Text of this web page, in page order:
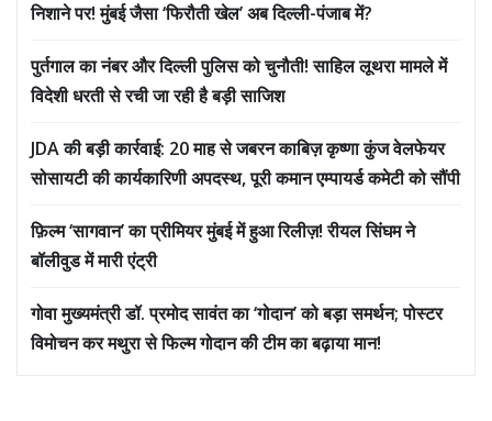
निशाने पर! मुंबई जैसा ‘फिरौती खेल’ अब दिल्ली-पंजाब में?
पुर्तगाल का नंबर और दिल्ली पुलिस को चुनौती! साहिल लूथरा मामले में
विदेशी धरती से रची जा रही है बड़ी साजिश
JDA की बड़ी कार्रवाई: 20 माह से जबरन काबिज़ कृष्णा कुंज वेलफेयर
सोसायटी की कार्यकारिणी अपदस्थ, पूरी कमान एम्पायर्ड कमेटी को सौंपी
फ़िल्म ‘सागवान’ का प्रीमियर मुंबई में हुआ रिलीज़! रीयल सिंघम ने
बॉलीवुड में मारी एंट्री
गोवा मुख्यमंत्री डॉ. प्रमोद सावंत का ‘गोदान’ को बड़ा समर्थन; पोस्टर
विमोचन कर मथुरा से फिल्म गोदान की टीम का बढ़ाया मान!